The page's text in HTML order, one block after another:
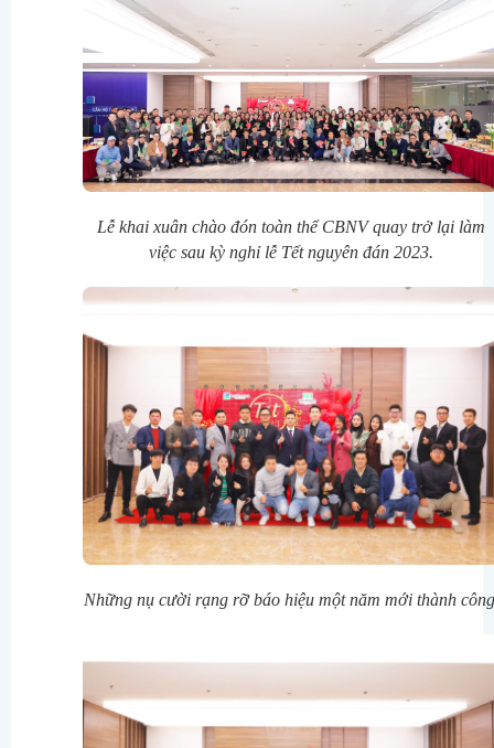
Lễ khai xuân chào đón toàn thể CBNV quay trở lại làm
việc sau kỳ nghỉ lễ Tết nguyên đán 2023.
Những nụ cười rạng rỡ báo hiệu một năm mới thành